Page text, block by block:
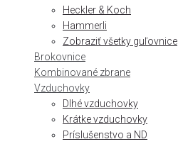
Heckler & Koch
Hammerli
Zobraziť všetky guľovnice
Brokovnice
Kombinované zbrane
Vzduchovky
Dlhé vzduchovky
Krátke vzduchovky
Príslušenstvo a ND